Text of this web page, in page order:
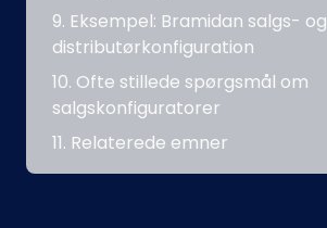
Eksempel: Bramidan salgs- og
distributørkonfiguration
Ofte stillede spørgsmål om
salgskonfiguratorer
Relaterede emner